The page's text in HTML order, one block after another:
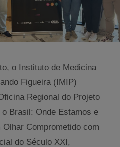
o Instituto de Medicina
Figueira (IMIP)
Regional do Projeto
Brasil: Onde Estamos e
Olhar Comprometido com
do Século XXI,